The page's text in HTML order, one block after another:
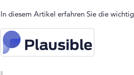
In diesem Artikel erfahren Sie die